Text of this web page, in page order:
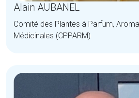
Alain AUBANEL
Comité des Plantes à Parfum,
Médicinales (CPPARM)